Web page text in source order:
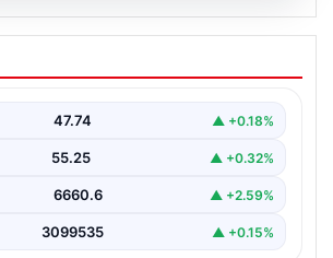
ne zaman, saat kaçta?
ne yönde? 2026 FED
47.74 ▲ +0.18%
55.25 ▲ +0.32%
6660.6 ▲ +2.59%
3099535 ▲ +0.15%